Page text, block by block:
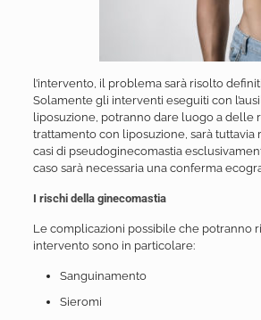
l’intervento, il problema sarà risolto
Solamente gli interventi eseguiti con
liposuzione, potranno dare luogo a delle
trattamento con liposuzione, sarà tuttavia
casi di pseudoginecomastia
caso sarà necessaria una conferma
I rischi della ginecomastia
Le complicazioni possibile che potranno
intervento sono in particolare:
Sanguinamento
Sieromi